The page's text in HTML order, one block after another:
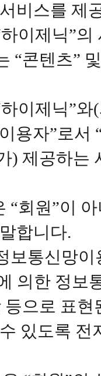
비스를 제
이제닉”
“콘텐츠”
이제닉”
용자”로서
) 제공하는
“회원”이
합니다.
보통신망
의한 정보
등으로 표
있도록